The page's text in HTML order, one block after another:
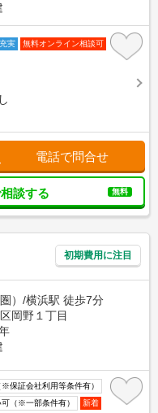
実 無料オンライン相談可
電話で問合せ
談する 無料
初期費用に注目
）/横浜駅 徒歩7分
岡野１丁目
保証会社利用等条件有）
（※一部条件有）
新着